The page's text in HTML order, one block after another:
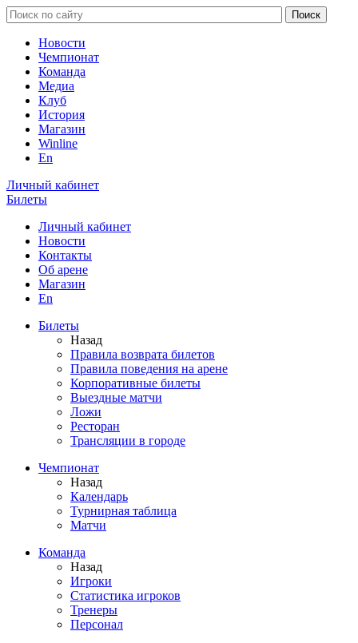
Новости
Чемпионат
Команда
Медиа
Клуб
История
Магазин
Winline
En
Личный кабинет
Билеты
Личный кабинет
Новости
Контакты
Об арене
Магазин
En
Билеты
Назад
Правила возврата билетов
Правила поведения на арене
Корпоративные билеты
Выездные матчи
Ложи
Ресторан
Трансляции в городе
Чемпионат
Назад
Календарь
Турнирная таблица
Матчи
Команда
Назад
Игроки
Статистика игроков
Тренеры
Персонал